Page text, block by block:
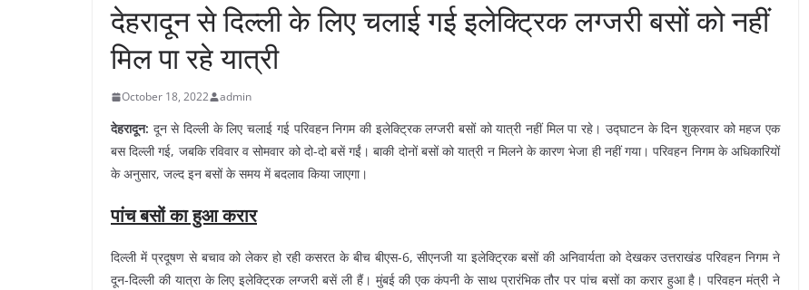
देहरादून से दिल्ली के लिए चलाई गई इलेक्ट्रिक लग्जरी बसों को नहीं
मिल पा रहे यात्री
October 18, 2022 admin
देहरादून: दून से दिल्ली के लिए चलाई गई परिवहन निगम की इलेक्ट्रिक लग्जरी बसों को यात्री नहीं मिल पा रहे। उद्घाटन के दिन शुक्रवार को महज एक
बस दिल्ली गई, जबकि रविवार व सोमवार को दो-दो बसें गईं। बाकी दोनों बसों को यात्री न मिलने के कारण भेजा ही नहीं गया। परिवहन निगम के अधिकारियों
के अनुसार, जल्द इन बसों के समय में बदलाव किया जाएगा।
पांच बसों का हुआ करार
दिल्ली में प्रदूषण से बचाव को लेकर हो रही कसरत के बीच बीएस-6, सीएनजी या इलेक्ट्रिक बसों की अनिवार्यता को देखकर उत्तराखंड परिवहन निगम ने
दून-दिल्ली की यात्रा के लिए इलेक्ट्रिक लग्जरी बसें ली हैं। मुंबई की एक कंपनी के साथ प्रारंभिक तौर पर पांच बसों का करार हुआ है। परिवहन मंत्री ने